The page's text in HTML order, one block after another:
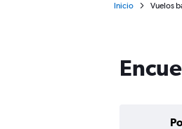
Inicio Vuelos